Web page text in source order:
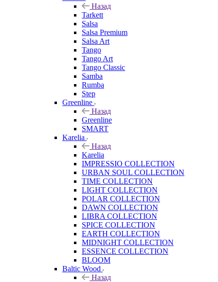
Назад
Tarkett
Salsa
Salsa Premium
Salsa Art
Tango
Tango Art
Tango Classic
Samba
Rumba
Step
Greenline
Назад
Greenline
SMART
Karelia
Назад
Karelia
IMPRESSIO COLLECTION
URBAN SOUL COLLECTION
TIME COLLECTION
LIGHT COLLECTION
POLAR COLLECTION
DAWN COLLECTION
LIBRA COLLECTION
SPICE COLLECTION
EARTH COLLECTION
MIDNIGHT COLLECTION
ESSENCE COLLECTION
BLOOM
Baltic Wood
Назад